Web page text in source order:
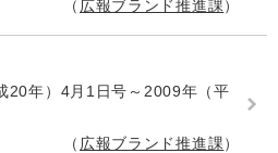
広報ブランド推進課
年）4月1日号～2009年（平
広報ブランド推進課